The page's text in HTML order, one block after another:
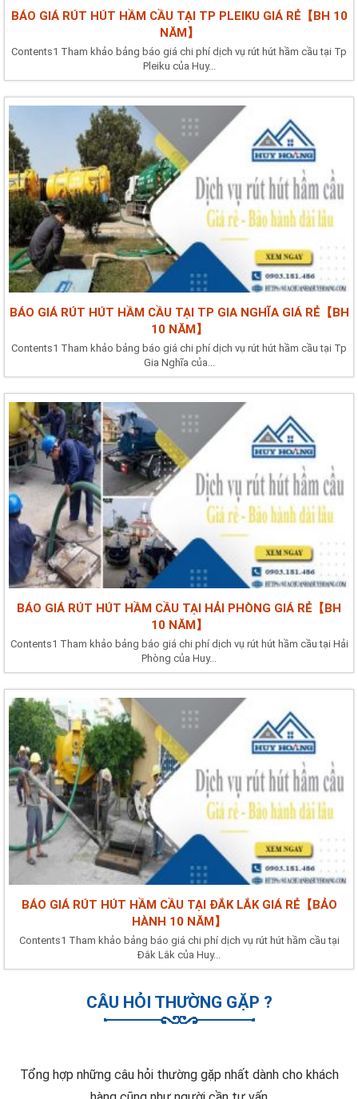
BÁO GIÁ RÚT HÚT HẦM CẦU TẠI TP PLEIKU GIÁ RẺ【BH 10
NĂM】
Contents1 Tham khảo bảng báo giá chi phí dịch vụ rút hút hầm cầu tại Tp
Pleiku của Huy...
BÁO GIÁ RÚT HÚT HẦM CẦU TẠI TP GIA NGHĨA GIÁ RẺ【BH
10 NĂM】
Contents1 Tham khảo bảng báo giá chi phí dịch vụ rút hút hầm cầu tại Tp
Gia Nghĩa của...
BÁO GIÁ RÚT HÚT HẦM CẦU TẠI HẢI PHÒNG GIÁ RẺ【BH
10 NĂM】
Contents1 Tham khảo bảng báo giá chi phí dịch vụ rút hút hầm cầu tại Hải
Phòng của Huy...
BÁO GIÁ RÚT HÚT HẦM CẦU TẠI ĐẮK LẮK GIÁ RẺ【BẢO
HÀNH 10 NĂM】
Contents1 Tham khảo bảng báo giá chi phí dịch vụ rút hút hầm cầu tại
Đắk Lắk của Huy...
CÂU HỎI THƯỜNG GẶP ?
Tổng hợp những câu hỏi thường gặp nhất dành cho khách